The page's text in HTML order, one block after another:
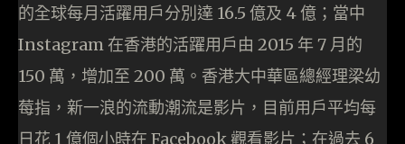
的全球每月活躍用戶分別達 16.5 億及 4 億；當中
Instagram 在香港的活躍用戶由 2015 年 7 月的
150 萬，增加至 200 萬。香港大中華區總經理梁幼
莓指，新一浪的流動潮流是影片，目前用戶平均每
日花 1 億個小時在 Facebook 觀看影片；在過去 6